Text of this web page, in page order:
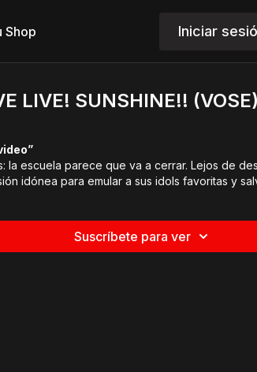
Shop Iniciar
LIVE! SUNSHINE!! (VOSE)
la escuela parece que va a cerrar. Lejos de
idónea para emular a sus idols favoritas y
Suscríbete para ver